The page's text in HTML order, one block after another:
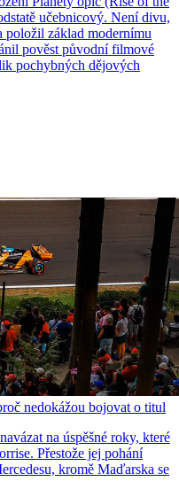
učebnicový. Není divu,
položil základ modernímu
pověst původní filmové
pochybných dějových
nedokážou bojovat o titul
na úspěšné roky, které
Přestože jej pohání
kromě Maďarska se